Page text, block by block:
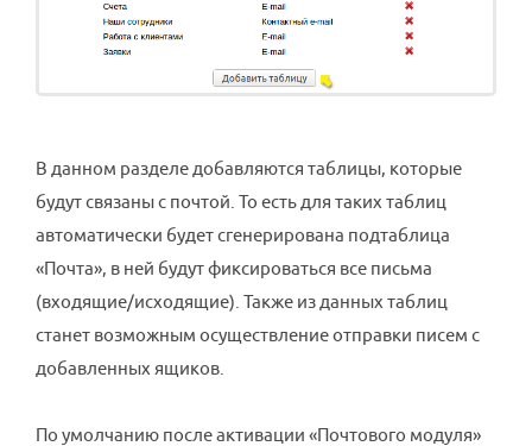
В данном разделе добавляются таблицы, которые
будут связаны с почтой. То есть для таких таблиц
автоматически будет сгенерирована подтаблица
«Почта», в ней будут фиксироваться все письма
(входящие/исходящие). Также из данных таблиц
станет возможным осуществление отправки писем с
добавленных ящиков.
По умолчанию после активации «Почтового модуля»